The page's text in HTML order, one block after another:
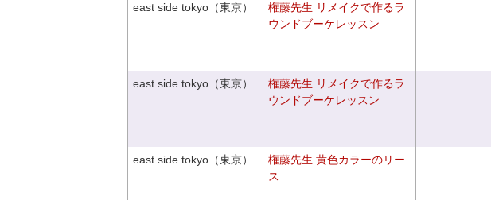
east side tokyo（東京）
権藤先生 リメイクで作るラ
ウンドブーケレッスン
east side tokyo（東京）
権藤先生 リメイクで作るラ
ウンドブーケレッスン
east side tokyo（東京）
権藤先生 黄色カラーのリー
ス